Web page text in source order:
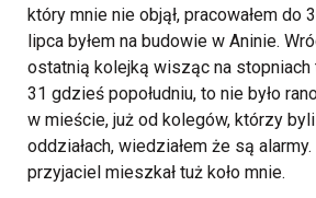
który mnie nie objął, pracowałem do
lipca byłem na budowie w Aninie.
ostatnią kolejką wisząc na stopniach
31 gdzieś popołudniu, to nie było
w mieście, już od kolegów, którzy
oddziałach, wiedziałem że są
przyjaciel mieszkał tuż koło mnie.